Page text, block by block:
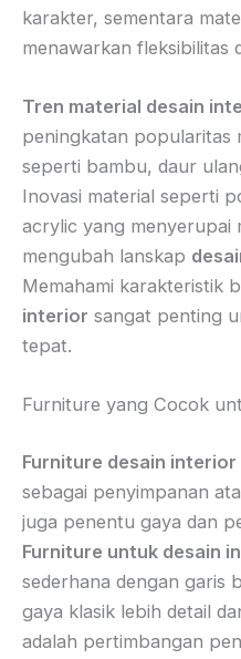
karakter, sementara
menawarkan fleksibilitas
Tren material desain
peningkatan popularitas
seperti bambu, daur
Inovasi material seperti
acrylic yang menyerupai
mengubah lanskap
Memahami karakteristik
interior sangat penting
tepat.
Furniture yang Cocok
Furniture desain interior
sebagai penyimpanan
juga penentu gaya dan
Furniture untuk desain
sederhana dengan garis
gaya klasik lebih detail
adalah pertimbangan